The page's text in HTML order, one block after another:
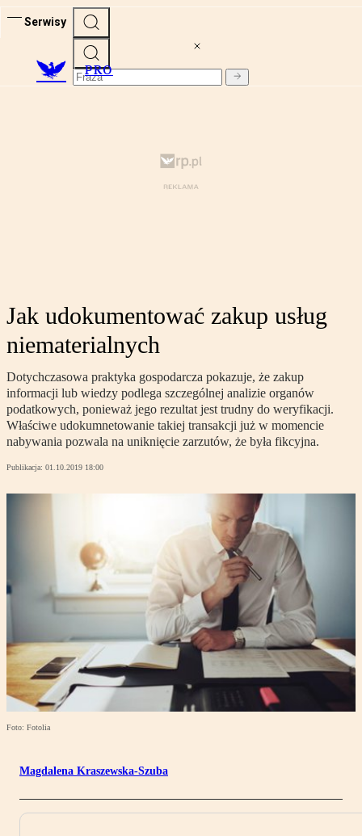
Serwisy
PRO
Jak udokumentować zakup usług
niematerialnych
Dotychczasowa praktyka gospodarcza pokazuje, że zakup
informacji lub wiedzy podlega szczególnej analizie organów
podatkowych, ponieważ jego rezultat jest trudny do weryfikacji.
Właściwe udokumnetowanie takiej transakcji już w momencie
nabywania pozwala na uniknięcie zarzutów, że była fikcyjna.
Publikacja: 01.10.2019 18:00
Foto: Fotolia
Magdalena Kraszewska-Szuba